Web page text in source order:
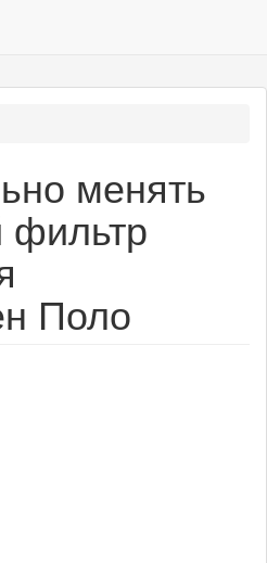
менять
Поло